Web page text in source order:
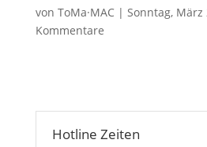
von ToMa·MAC| Sonntag, März
Kommentare
Hotline Zeiten